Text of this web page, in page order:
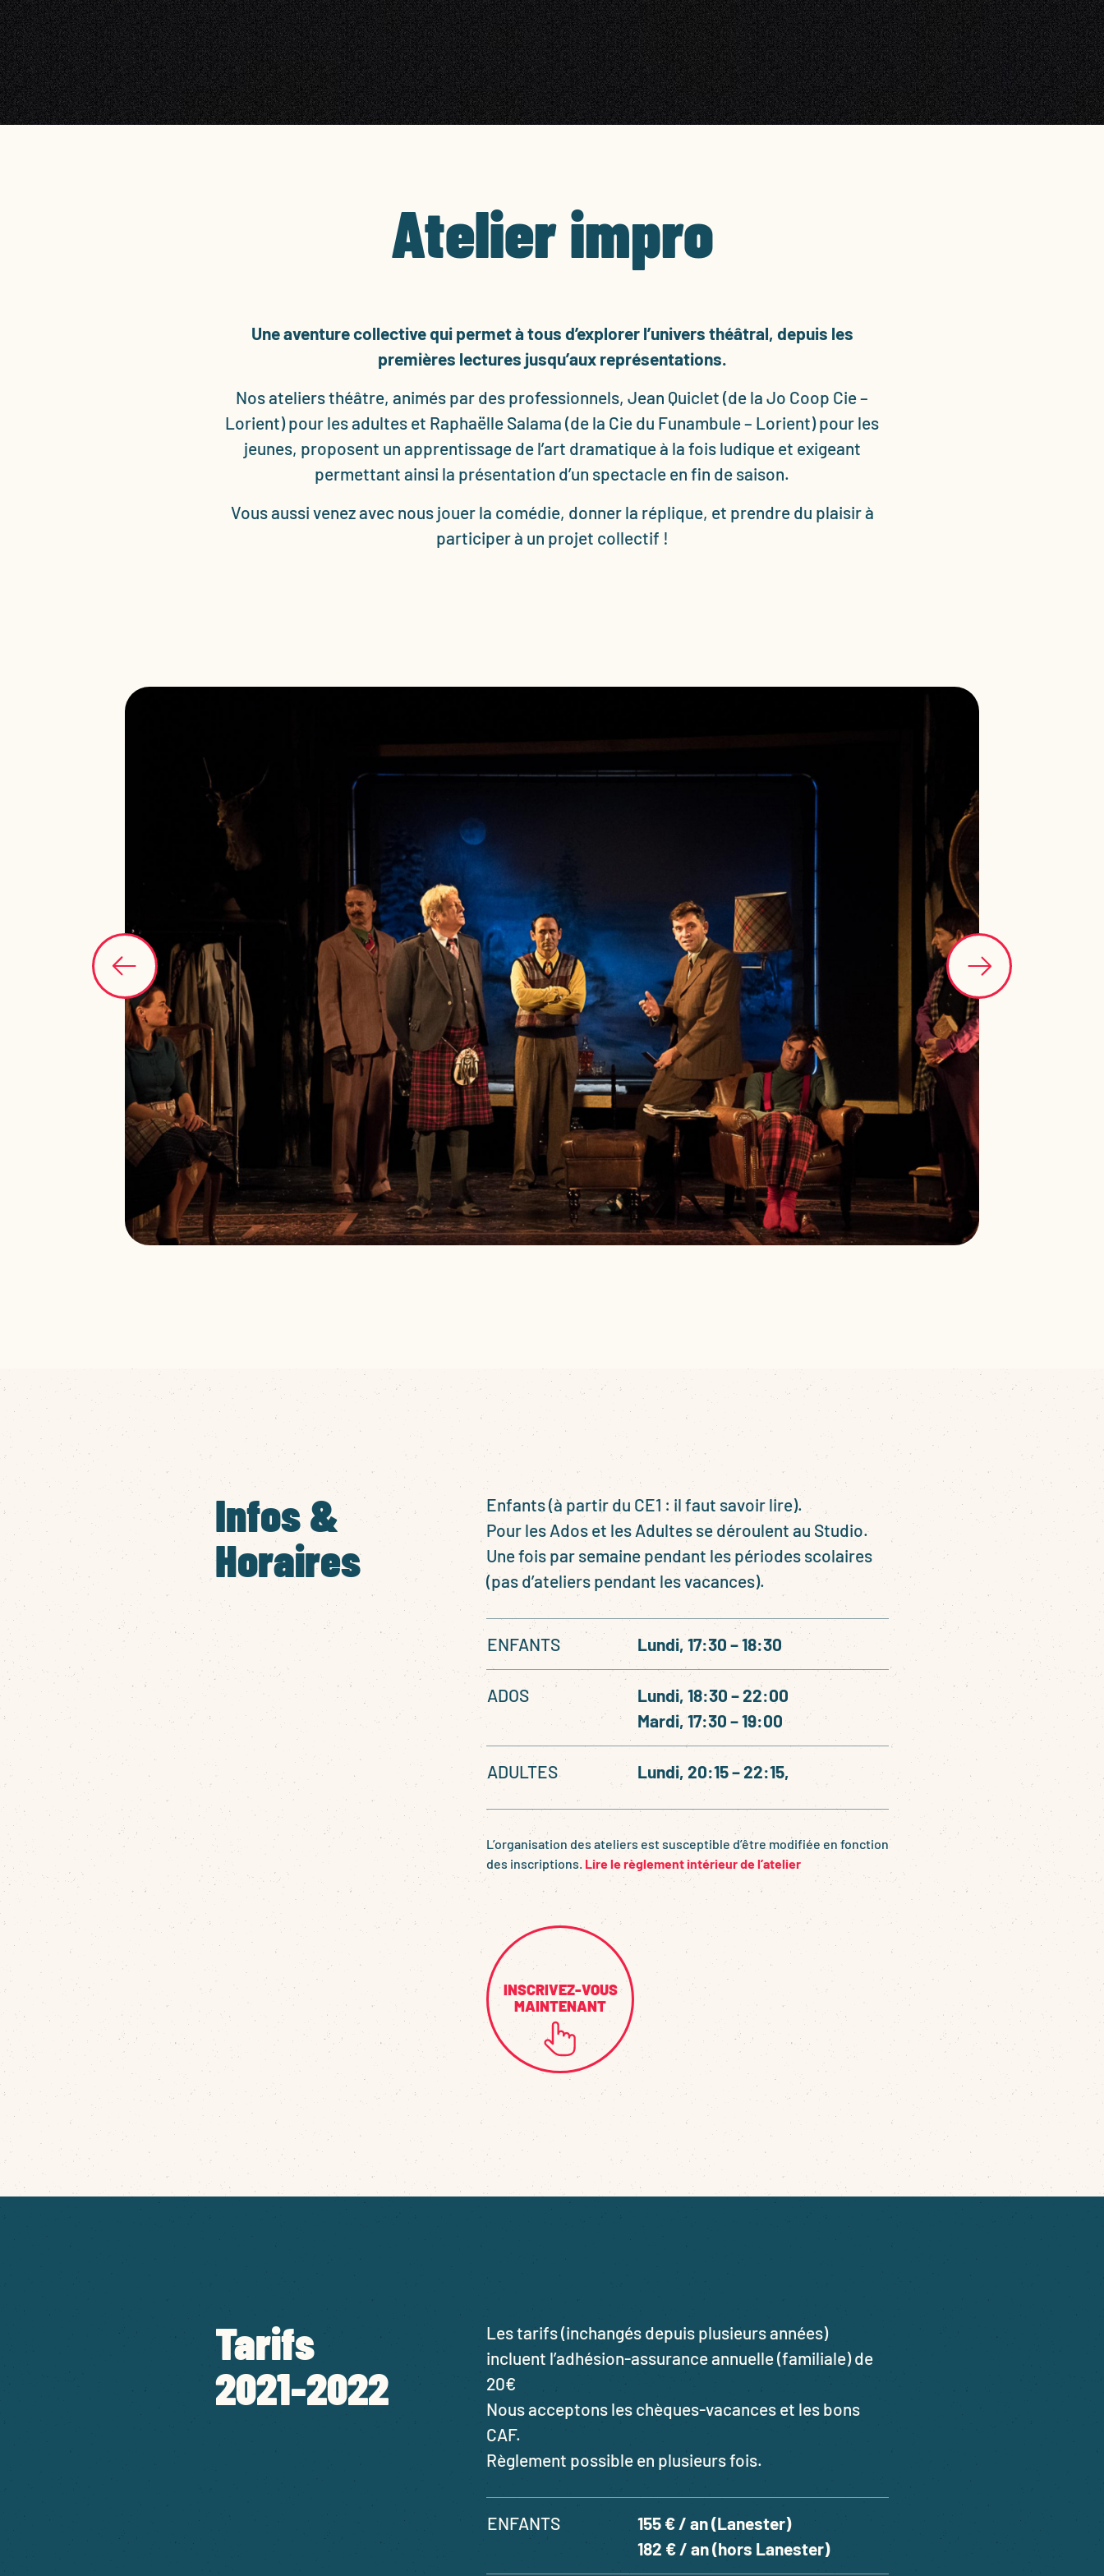
Atelier impro
Une aventure collective qui permet à tous d’explorer l’univers théâtral, depuis les
premières lectures jusqu’aux représentations.
Nos ateliers théâtre, animés par des professionnels, Jean Quiclet (de la Jo Coop Cie –
Lorient) pour les adultes et Raphaëlle Salama (de la Cie du Funambule – Lorient) pour les
jeunes, proposent un apprentissage de l’art dramatique à la fois ludique et exigeant
permettant ainsi la présentation d’un spectacle en fin de saison.
Vous aussi venez avec nous jouer la comédie, donner la réplique, et prendre du plaisir à
participer à un projet collectif !
Infos &
Horaires
Enfants (à partir du CE1 : il faut savoir lire).
Pour les Ados et les Adultes se déroulent au Studio.
Une fois par semaine pendant les périodes scolaires
(pas d’ateliers pendant les vacances).
ENFANTS Lundi, 17:30 – 18:30
ADOS
Lundi, 18:30 – 22:00
Mardi, 17:30 – 19:00
ADULTES Lundi, 20:15 – 22:15,
L’organisation des ateliers est susceptible d’être modifiée en fonction
des inscriptions. Lire le règlement intérieur de l’atelier
INSCRIVEZ-VOUS
MAINTENANT
Tarifs
2021-2022
Les tarifs (inchangés depuis plusieurs années)
incluent l’adhésion-assurance annuelle (familiale) de
20€
Nous acceptons les chèques-vacances et les bons
CAF.
Règlement possible en plusieurs fois.
ENFANTS
155 € / an (Lanester)
182 € / an (hors Lanester)